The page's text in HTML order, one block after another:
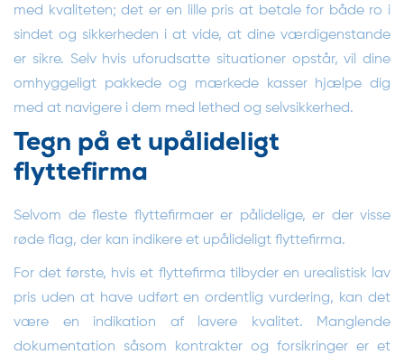
med kvaliteten; det er en lille pris at betale for både ro i
sindet og sikkerheden i at vide, at dine værdigenstande
er sikre. Selv hvis uforudsatte situationer opstår, vil dine
omhyggeligt pakkede og mærkede kasser hjælpe dig
med at navigere i dem med lethed og selvsikkerhed.
Tegn på et upålideligt
flyttefirma
Selvom de fleste flyttefirmaer er pålidelige, er der visse
røde flag, der kan indikere et upålideligt flyttefirma.
For det første, hvis et flyttefirma tilbyder en urealistisk lav
pris uden at have udført en ordentlig vurdering, kan det
være en indikation af lavere kvalitet. Manglende
dokumentation såsom kontrakter og forsikringer er et